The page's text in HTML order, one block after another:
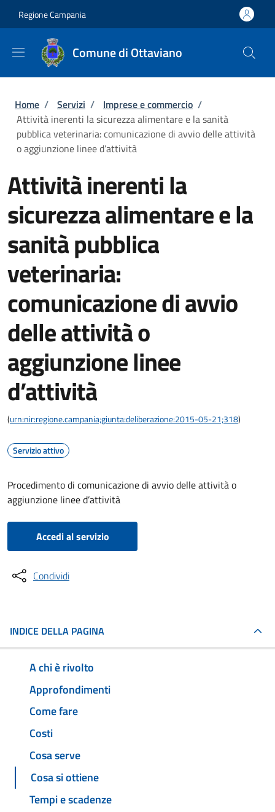
Regione Campania
Comune di Ottaviano
Briciole di pane
Home / Servizi / Imprese e commercio /
Attività inerenti la sicurezza alimentare e la sanità
pubblica veterinaria: comunicazione di avvio delle attività
o aggiunzione linee d’attività
Attività inerenti la
sicurezza alimentare e la
sanità pubblica
veterinaria:
comunicazione di avvio
delle attività o
aggiunzione linee
d’attività
(urn:nir:regione.campania;giunta:deliberazione:2015-05-21;318)
Servizio attivo
Procedimento di comunicazione di avvio delle attività o
aggiunzione linee d’attività
Accedi al servizio
Condividi
INDICE DELLA PAGINA
A chi è rivolto
Approfondimenti
Come fare
Costi
Cosa serve
Cosa si ottiene
Tempi e scadenze